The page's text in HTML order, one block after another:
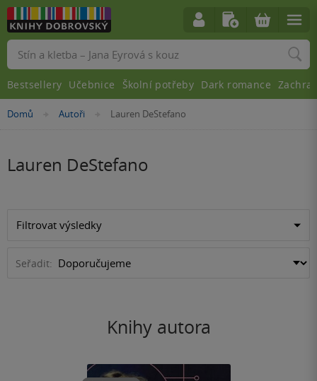
Nacházíte
Domů »Autoři »
Lauren DeStefano
Lauren DeStefano
Filtrovat výsledky
Seřadit:
Knihy autora
Vyhledávání
Bestsellery Učebnice Školní potřeby Dark romance